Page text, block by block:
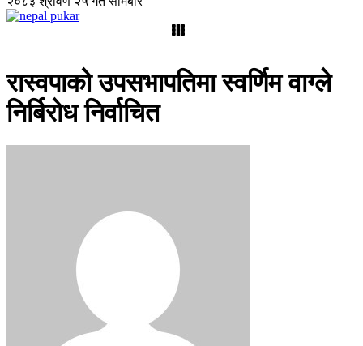
रास्वपाको उपसभापतिमा स्वर्णिम वाग्ले
निर्बिरोध निर्वाचित